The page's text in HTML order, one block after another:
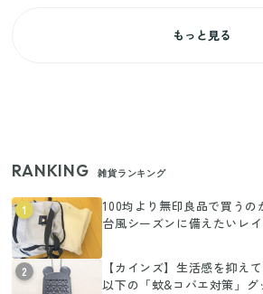
もっと見る
RANKING 雑貨ランキング
1
100均より無印良品で買うの
台風シーズンに備えたいレ
2
【カインズ】生活感を抑え
以下の「蚊&コバエ対策」グ